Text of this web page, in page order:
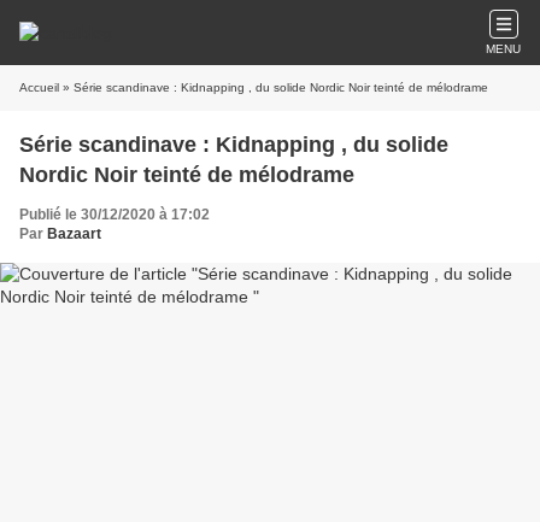
MENU
Accueil » Série scandinave : Kidnapping , du solide Nordic Noir teinté de mélodrame
Série scandinave : Kidnapping , du solide
Nordic Noir teinté de mélodrame
Publié le 30/12/2020 à 17:02
Par Bazaart